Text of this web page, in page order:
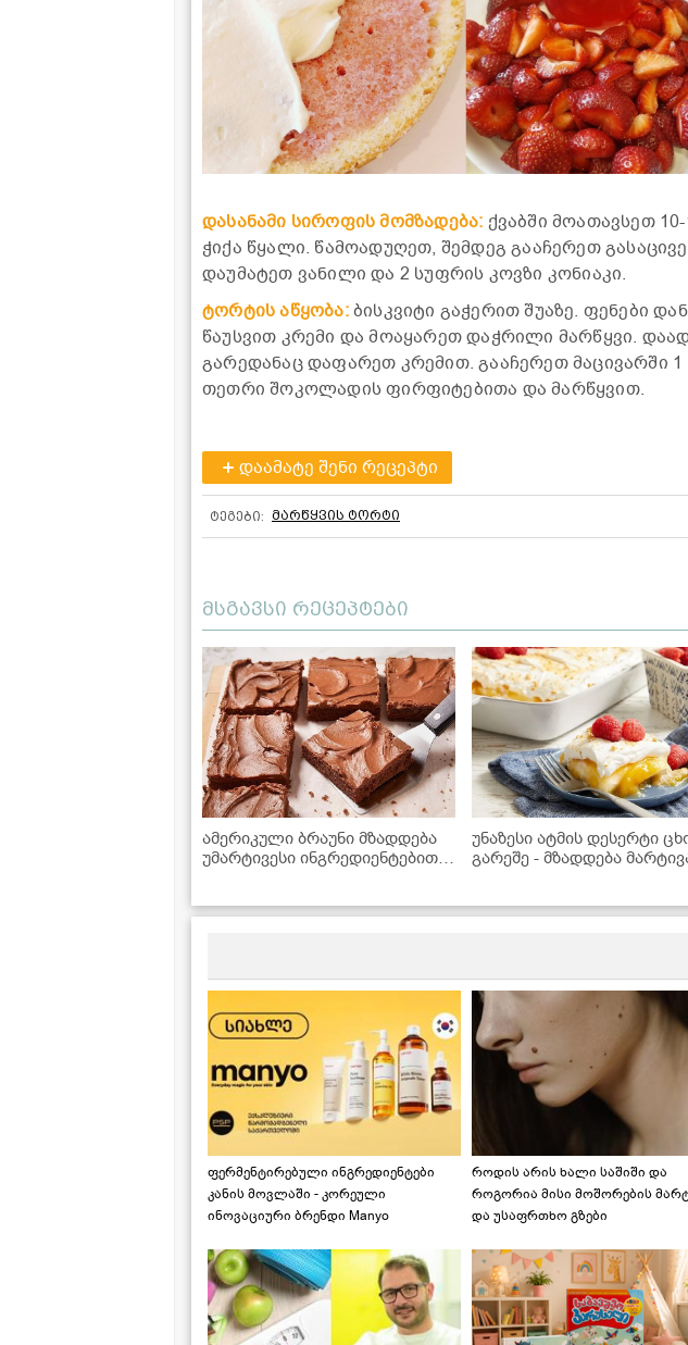
დასანამი სიროფის მომზადება: ქვაბში მოათავსეთ
ჭიქა წყალი. წამოადუღეთ, შემდეგ გააჩერეთ
დაუმატეთ ვანილი და 2 სუფრის კოვზი კონიაკი.
ტორტის აწყობა:ბისკვიტი გაჭერით შუაზე. ფენები
წაუსვით კრემი და მოაყარეთ დაჭრილი მარწყვი.
გარედანაც დაფარეთ კრემით. გააჩერეთ მაცივარში
თეთრი შოკოლადის ფირფიტებითა და მარწყვით.
დაამატე შენი რეცეპტი
ტეგები: მარწყვის ტორტი
მსგავსი რეცეპტები
ამერიკული ბრაუნი მზადდება
უმარტივესი ინგრედიენტებით,
უნაზესი ატმის დესერტი
გარეშე - მზადდება
ფერმენტირებული ინგრედიენტები
კანის მოვლაში - კორეული
ინოვაციური ბრენდი Manyo
როდის არის ხალი საშიში და
როგორია მისი მოშორების
და უსაფრთხო გზები